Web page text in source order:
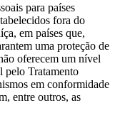
para países
fora do
em países que,
uma proteção de
oferecem um nível
pelo Tratamento
em conformidade
entre outros, as